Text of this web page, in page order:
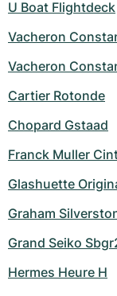
U Boat Flightdeck
Vacheron
Vacheron
Cartier Rotonde
Chopard Gstaad
Franck Muller
Glashuette
Graham
Grand Seiko
Hermes Heure H